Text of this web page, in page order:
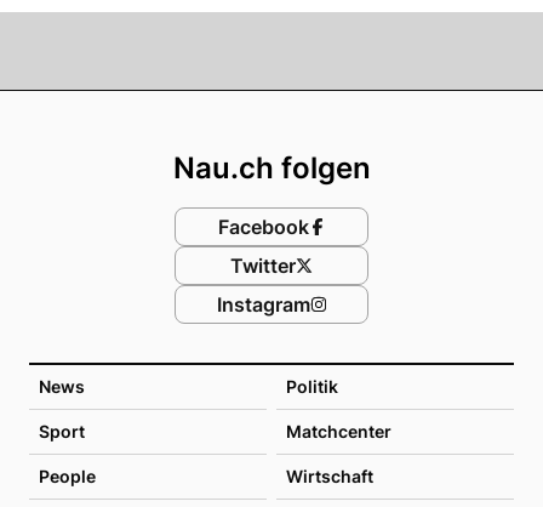
News Politik
Sport Matchcenter
People Wirtschaft
Nau.ch folgen
Facebook
Twitter
Instagram